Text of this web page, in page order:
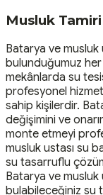
Musluk Tamiri
Batarya ve musluk
bulunduğumuz
mekânlarda su
profesyonel
sahip kişilerdir.
değişimini ve
monte etmeyi
musluk ustası su
su tasarruflu
Batarya ve musluk
bulabileceğiniz su